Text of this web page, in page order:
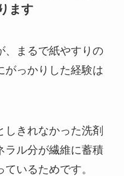
ます
、まるで紙やすりの
がっかりした経験は
しきれなかった洗剤
ラル分が繊維に蓄積
いるためです。